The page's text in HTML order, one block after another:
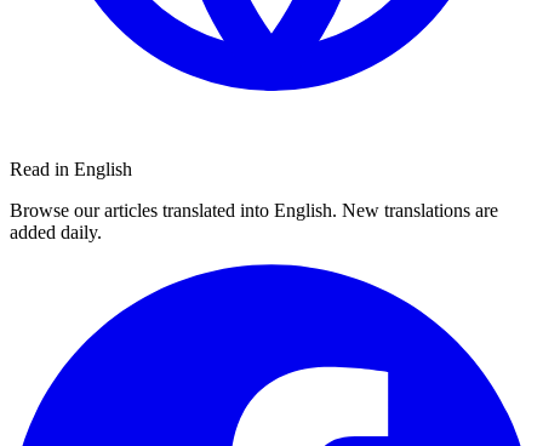
Read in English
Browse our articles translated into English. New translations are
added daily.